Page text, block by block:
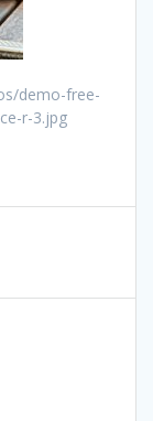
demo-free-
r-3.jpg